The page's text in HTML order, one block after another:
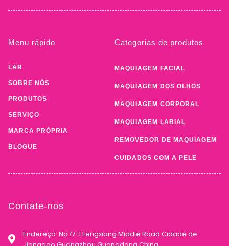
Menu rápido
LAR
SOBRE NÓS
PRODUTOS
SERVIÇO
MARCA PRÓPRIA
BLOGUE
Categorias de produtos
MAQUIAGEM FACIAL
MAQUIAGEM DOS OLHOS
MAQUIAGEM CORPORAL
MAQUIAGEM LABIAL
REMOVEDOR DE MAQUIAGEM
CUIDADOS COM A PELE
Contate-nos
Endereço: No77-1 Fengxiang Middle Road Cidade de